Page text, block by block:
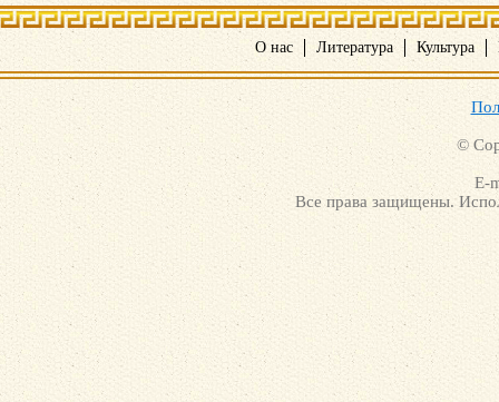
О нас Литература Культура
©
E-
Все права защищены.